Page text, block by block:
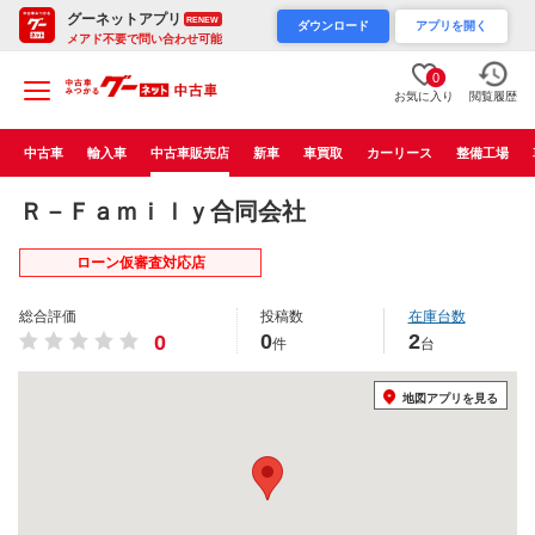
グーネットアプリ RENEW
メアド不要で問い合わせ可能
ダウンロード アプリを開く
0
お気に入り 閲覧履歴
中古車 輸入車 中古車販売店 新車 車買取 カーリース 整備工場
Ｒ－Ｆａｍｉｌｙ合同会社
ローン仮審査対応店
総合評価
0
投稿数
0件
在庫台数
2台
地図アプリを見る